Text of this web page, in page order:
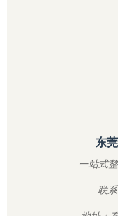
东
一站式
联